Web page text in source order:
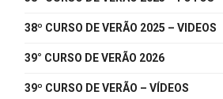
38º CURSO DE VERÃO 2025 – VIDEOS
39° CURSO DE VERÃO 2026
39º CURSO DE VERÃO – VÍDEOS